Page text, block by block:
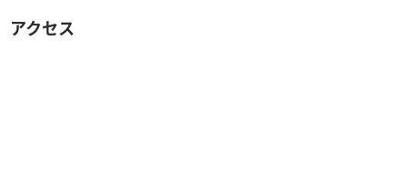
アクセス